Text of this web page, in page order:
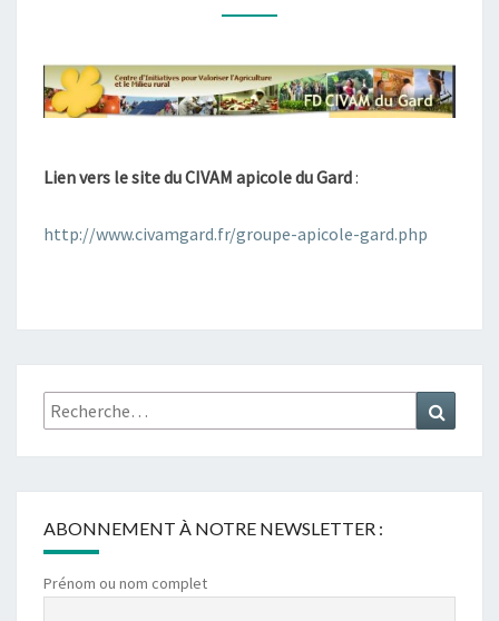
30
Lien vers le site du CIVAM apicole du Gard:
http://www.civamgard.fr/groupe-apicole-gard.php
Rechercher :
ABONNEMENT À NOTRE NEWSLETTER :
Prénom ou nom complet